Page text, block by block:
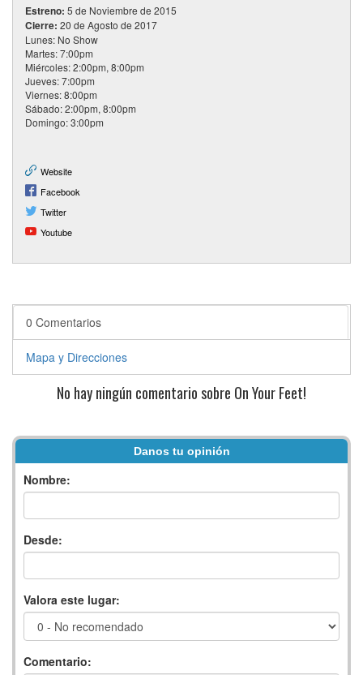
Estreno: 5 de Noviembre de 2015
Cierre: 20 de Agosto de 2017
Lunes: No Show
Martes: 7:00pm
Miércoles: 2:00pm, 8:00pm
Jueves: 7:00pm
Viernes: 8:00pm
Sábado: 2:00pm, 8:00pm
Domingo: 3:00pm
Website
Facebook
Twitter
Youtube
0 Comentarios
Mapa y Direcciones
No hay ningún comentario sobre On Your Feet!
Danos tu opinión
Nombre:
Desde:
Valora este lugar:
Comentario: